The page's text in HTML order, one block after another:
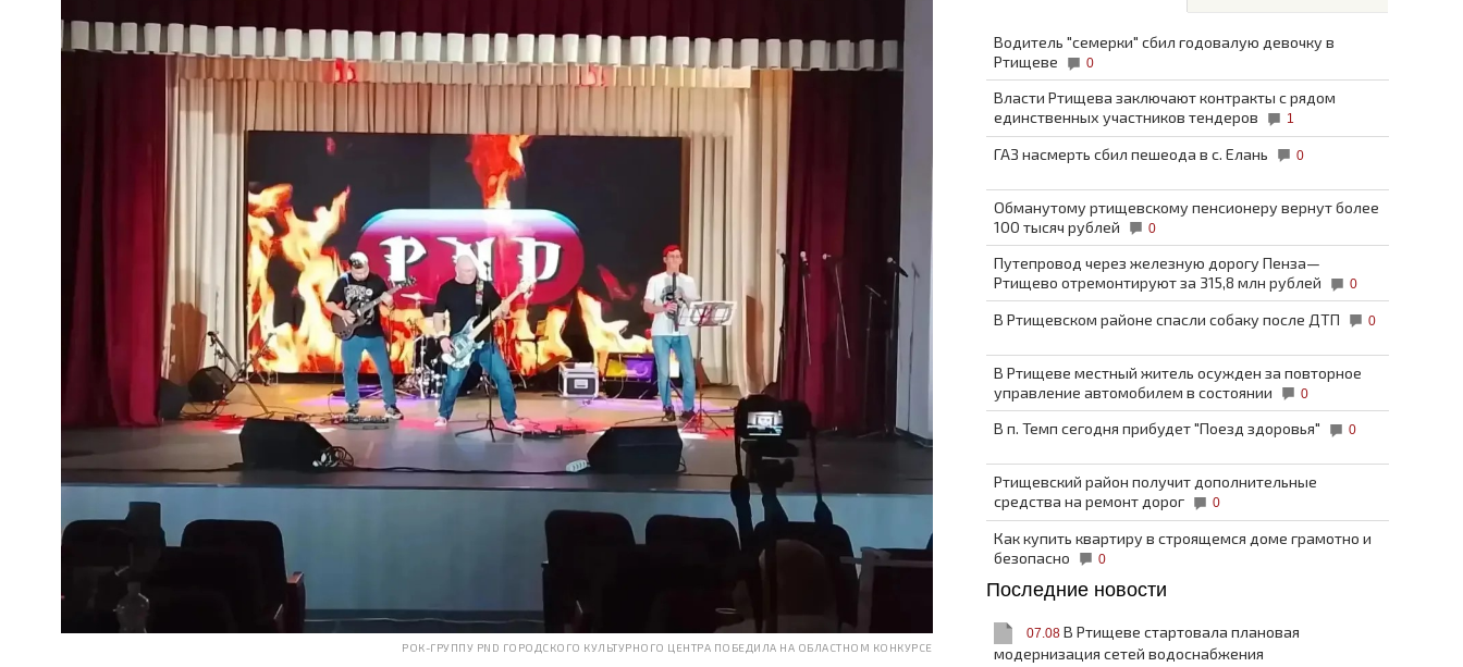
РОК-ГРУППУ PND ГОРОДСКОГО КУЛЬТУРНОГО ЦЕНТРА ПОБЕДИЛА НА ОБЛАСТНОМ КОНКУРСЕ
Водитель "семерки" сбил годовалую девочку в
Ртищеве
0
Власти Ртищева заключают контракты с рядом
единственных участников тендеров
1
ГАЗ насмерть сбил пешеода в с. Елань 0
Обманутому ртищевскому пенсионеру вернут более
100 тысяч рублей
0
Путепровод через железную дорогу Пенза—
Ртищево отремонтируют за 315,8 млн рублей
0
В Ртищевском районе спасли собаку после ДТП 0
В Ртищеве местный житель осужден за повторное
управление автомобилем в состоянии
0
В п. Темп сегодня прибудет "Поезд здоровья" 0
Ртищевский район получит дополнительные
средства на ремонт дорог
0
Как купить квартиру в строящемся доме грамотно и
безопасно
0
Последние новости
07.08В Ртищеве стартовала плановая
модернизация сетей водоснабжения